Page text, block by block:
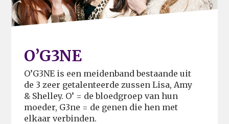
O’G3NE
O’G3NE is een meidenband bestaande uit
de 3 zeer getalenteerde zussen Lisa, Amy
& Shelley. O’ = de bloedgroep van hun
moeder, G3ne = de genen die hen met
elkaar verbinden.